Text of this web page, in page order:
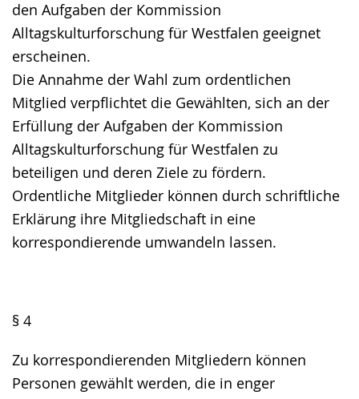
den Aufgaben der Kommission
Alltagskulturforschung für Westfalen geeignet
erscheinen.
Die Annahme der Wahl zum ordentlichen
Mitglied verpflichtet die Gewählten, sich an der
Erfüllung der Aufgaben der Kommission
Alltagskulturforschung für Westfalen zu
beteiligen und deren Ziele zu fördern.
Ordentliche Mitglieder können durch schriftliche
Erklärung ihre Mitgliedschaft in eine
korrespondierende umwandeln lassen.
§ 4
Zu korrespondierenden Mitgliedern können
Personen gewählt werden, die in enger